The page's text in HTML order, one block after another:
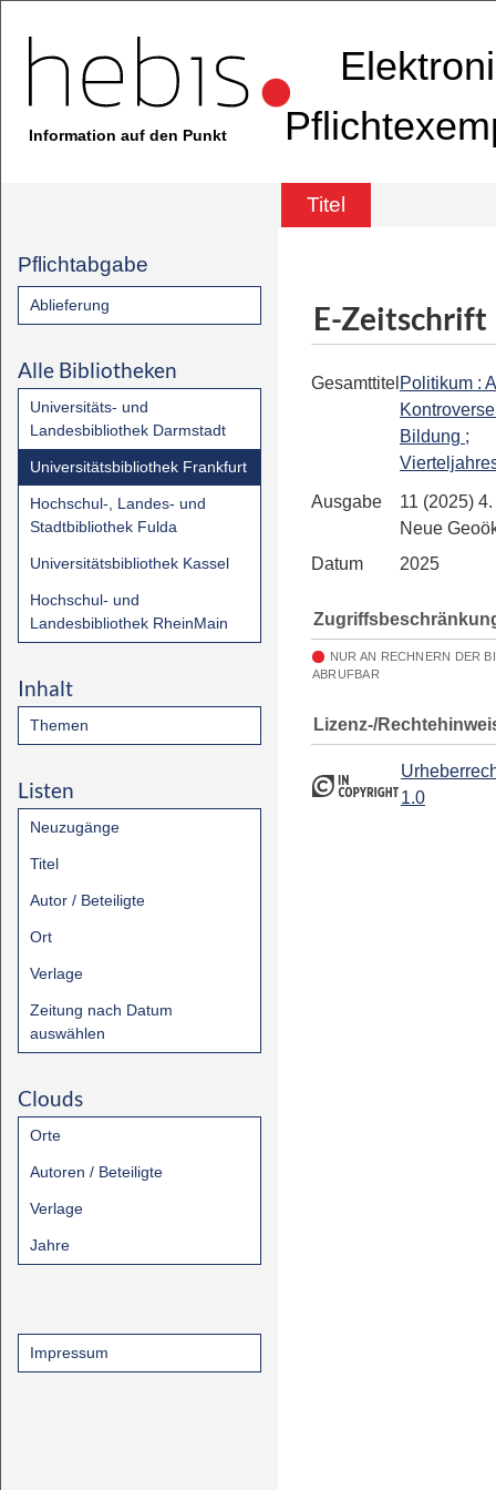
Information auf den Punkt
Titel
Pflichtabgabe
Ablieferung
Alle Bibliotheken
Universitäts- und
Landesbibliothek Darmstadt
Universitätsbibliothek Frankfurt
Hochschul-, Landes- und
Stadtbibliothek Fulda
Universitätsbibliothek Kassel
Hochschul- und
Landesbibliothek RheinMain
Inhalt
Themen
Listen
Neuzugänge
Titel
Autor / Beteiligte
Ort
Verlage
Zeitung nach Datum
auswählen
Clouds
Orte
Autoren / Beteiligte
Verlage
Jahre
Impressum
E-Zeitschrift
Gesamttitel Politikum :
Bildung ;
Ausgabe
11 (2025)
Neue
Datum
2025
NUR AN RECHNERN DER
ABRUFBAR
Lizenz-/
1.0